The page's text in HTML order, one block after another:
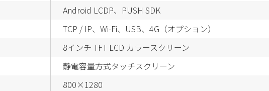
Android LCDP、PUSH SDK
TCP / IP、Wi-Fi、USB、4G（オプション）
8インチ TFT LCD カラースクリーン
静電容量方式タッチスクリーン
800×1280